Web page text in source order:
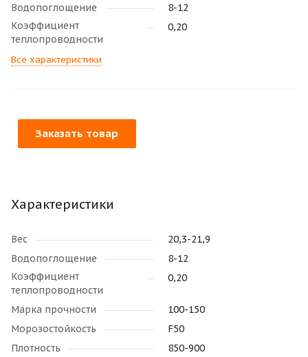
Водопоглощение
8-12
Коэффициент
теплопроводности
0,20
Все характеристики
Заказать товар
Характеристики
Вес
20,3-21,9
Водопоглощение
8-12
Коэффициент
теплопроводности
0,20
Марка прочности
100-150
Морозостойкость
F50
Плотность
850-900